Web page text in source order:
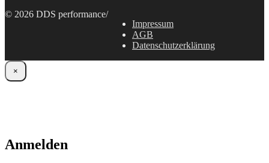
© 2026 DDS performance/
Impressum
AGB
Datenschutzerklärung
×
Anmelden